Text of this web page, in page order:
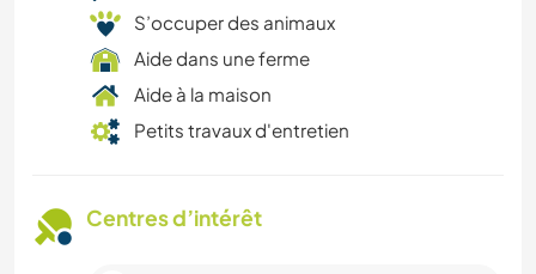
S’occuper des animaux
Aide dans une ferme
Aide à la maison
Petits travaux d'entretien
Centres d’intérêt